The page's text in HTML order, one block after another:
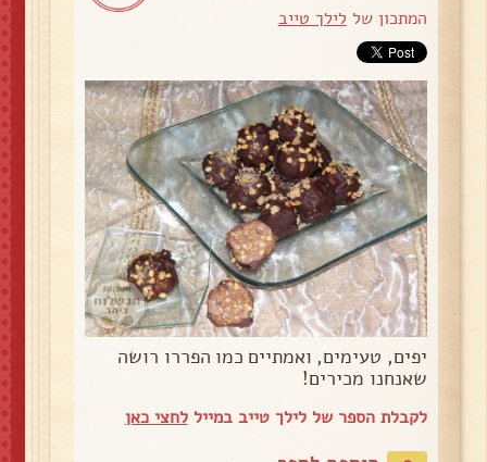
המתכון של לילך טייב
יפים, טעימים, ואמתיים כמו הפררו רושה
שאנחנו מכירים!
לקבלת הספר של לילך טייב במייללחצי כאן